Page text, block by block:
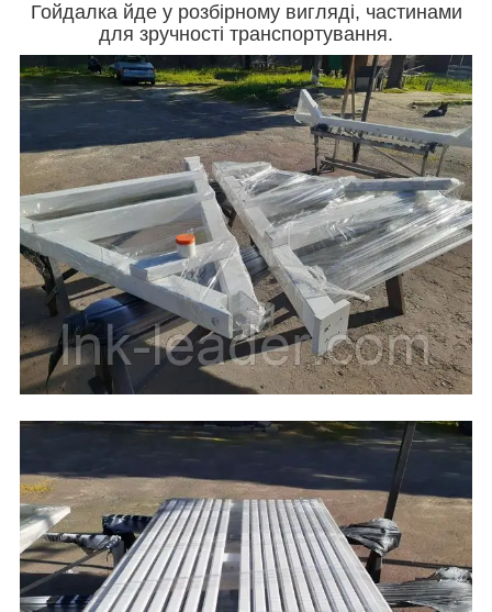
Гойдалка йде у розбірному вигляді, частинами
для зручності транспортування.